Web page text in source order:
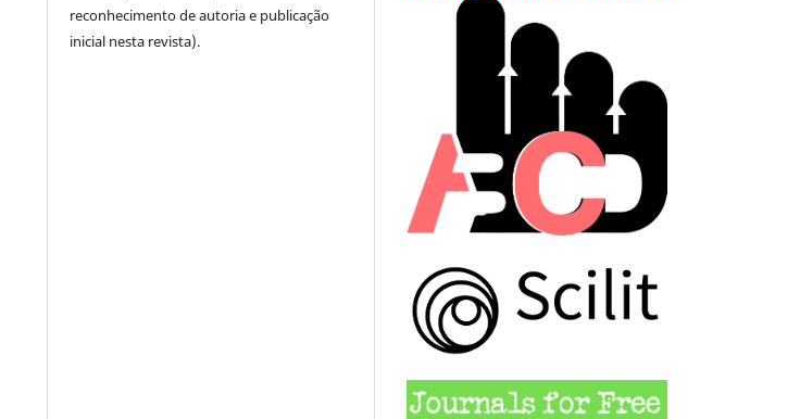
reconhecimento de autoria e publicação
inicial nesta revista).